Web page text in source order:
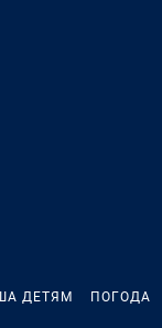
ДЕТЯМ ПОГОДА